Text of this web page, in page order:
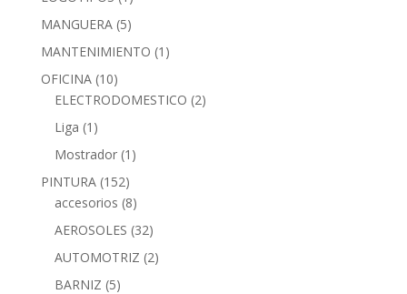
MANGUERA (5)
MANTENIMIENTO (1)
OFICINA (10)
ELECTRODOMESTICO (2)
Liga (1)
Mostrador (1)
PINTURA (152)
accesorios (8)
AEROSOLES (32)
AUTOMOTRIZ (2)
BARNIZ (5)